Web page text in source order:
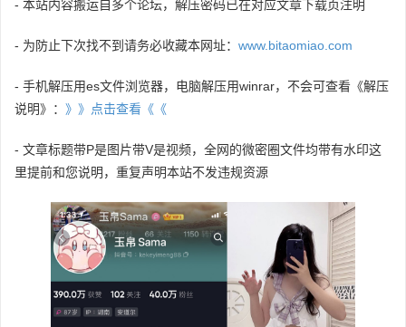
- 本站内容搬运自多个论坛，解压密码已在对应文章下载页注明
- 为防止下次找不到请务必收藏本网址： www.bitaomiao.com
- 手机解压用es文件浏览器，电脑解压用winrar，不会可查看《解压
说明》： 》》点击查看《《
- 文章标题带P是图片带V是视频，全网的微密圈文件均带有水印这
里提前和您说明，重复声明本站不发违规资源